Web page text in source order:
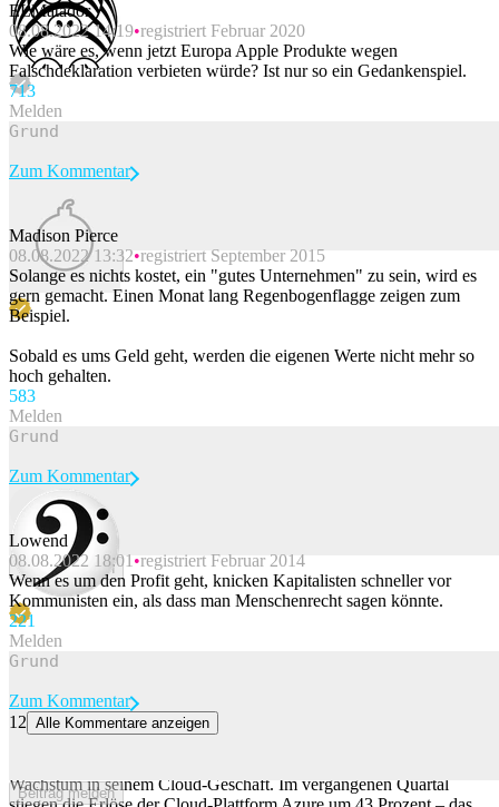
ELMatador
08.08.2022 14:19 registriert Februar 2020
Wie wäre es, wenn jetzt Europa Apple Produkte wegen
Falschdeklaration verbieten würde? Ist nur so ein Gedankenspiel.
713
Melden
Beitrag melden
Zum Kommentar
Madison Pierce
08.08.2022 13:32 registriert September 2015
Solange es nichts kostet, ein "gutes Unternehmen" zu sein, wird es
gern gemacht. Einen Monat lang Regenbogenflagge zeigen zum
Beispiel.
Sobald es ums Geld geht, werden die eigenen Werte nicht mehr so
hoch gehalten.
583
Melden
Beitrag melden
Zum Kommentar
Lowend
08.08.2022 18:01 registriert Februar 2014
Wenn es um den Profit geht, knicken Kapitalisten schneller vor
Kommunisten ein, als dass man Menschenrecht sagen könnte.
221
Melden
Beitrag melden
Zum Kommentar
12 Alle Kommentare anzeigen
Wachstum in seinem Cloud-Geschäft. Im vergangenen Quartal